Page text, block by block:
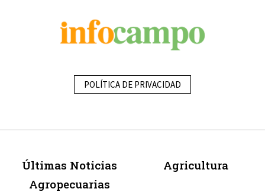
POLÍTICA DE PRIVACIDAD
Últimas Noticias
Agropecuarias
Agricultura